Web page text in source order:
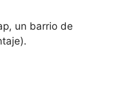
un barrio de